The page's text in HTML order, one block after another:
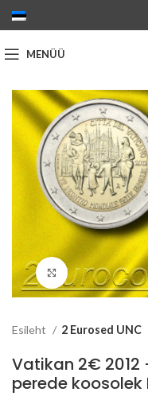
MENÜÜ
Suurenda
Esileht 2 Eurosed UNC
Vatikan 2€
perede koosolek